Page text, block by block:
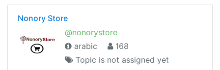
Nonory Store
@nonorystore
arabic
168
Topic is not assigned yet